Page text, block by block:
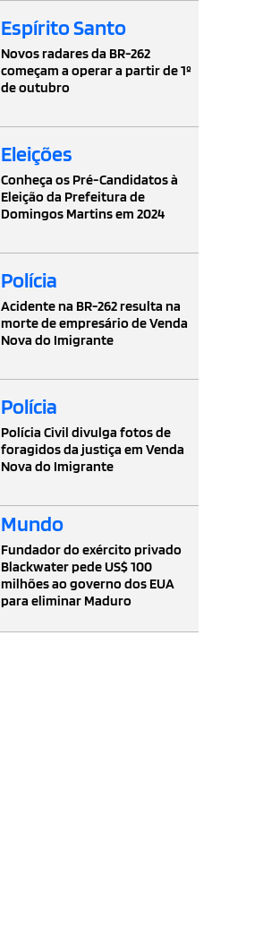
Espírito Santo
Novos radares da BR-262
começam a operar a partir de 1º
de outubro
Eleições
Conheça os Pré-Candidatos à
Eleição da Prefeitura de
Domingos Martins em 2024
Polícia
Acidente na BR-262 resulta na
morte de empresário de Venda
Nova do Imigrante
Polícia
Polícia Civil divulga fotos de
foragidos da justiça em Venda
Nova do Imigrante
Mundo
Fundador do exército privado
Blackwater pede US$ 100
milhões ao governo dos EUA
para eliminar Maduro